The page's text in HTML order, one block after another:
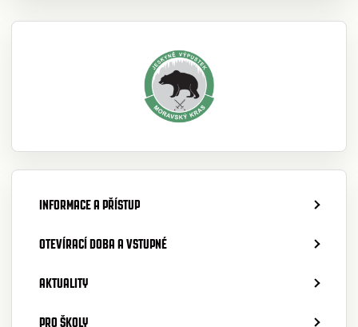
INFORMACE A PŘÍSTUP
OTEVÍRACÍ DOBA A VSTUPNÉ
AKTUALITY
PRO ŠKOLY